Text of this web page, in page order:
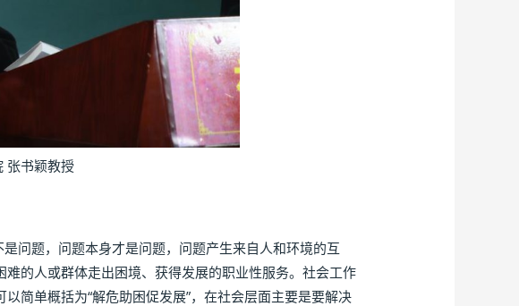
张书颖教授
问题，问题本身才是问题，问题产生来自人和环境的互
的人或群体走出困境、获得发展的职业性服务。社会工作
简单概括为“解危助困促发展”，在社会层面主要是要解决